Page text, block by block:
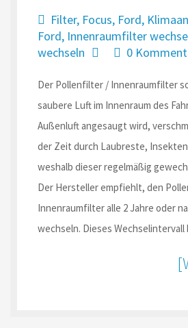
Filter, Focus, Ford,
Ford, Innenraumfilter
wechseln
0
Der Pollenfilter / Innenraumfilter
saubere Luft im Innenraum des
Außenluft angesaugt wird,
der Zeit durch Laubreste,
weshalb dieser regelmäßig
Der Hersteller empfiehlt, den
Innenraumfilter alle 2 Jahre oder
wechseln. Dieses Wechselintervall